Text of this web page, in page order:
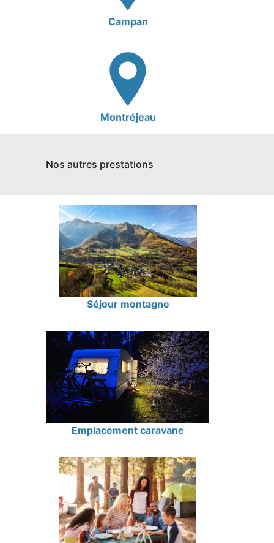
Campan
Montréjeau
Nos autres prestations
Séjour montagne
Emplacement caravane